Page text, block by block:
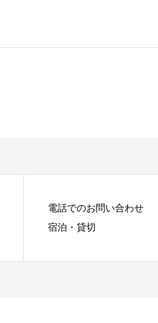
電話でのお問い合わせ
宿泊・貸切